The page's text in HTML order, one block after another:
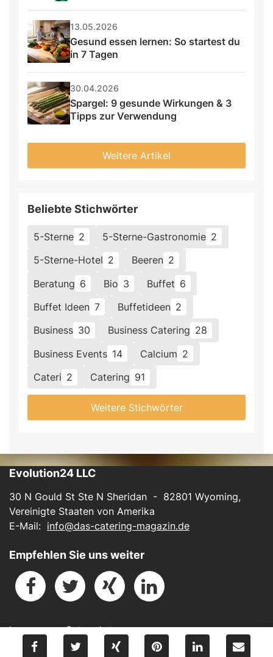
13.05.2026
Gesund essen lernen: So startest du
in 7 Tagen
30.04.2026
Spargel: 9 gesunde Wirkungen & 3
Tipps zur Verwendung
Weitere Artikel
Beliebte Stichwörter
5-Sterne 2 5-Sterne-Gastronomie 2
5-Sterne-Hotel 2 Beeren 2
Beratung 6 Bio 3 Buffet 6
Buffet Ideen 7 Buffetideen 2
Business 30 Business Catering 28
Business Events 14 Calcium 2
Cateri 2 Catering 91
Weitere Stichwörter
Evolution24 LLC
30 N Gould St Ste N Sheridan - 82801 Wyoming,
Vereinigte Staaten von Amerika
E-Mail: info@das-catering-magazin.de
Empfehlen Sie uns weiter
Impressum-Datenschutz